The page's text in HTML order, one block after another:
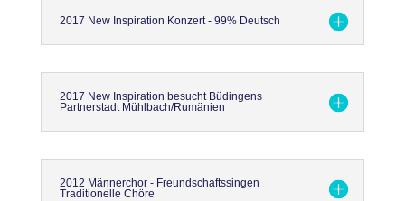
2017 New Inspiration Konzert - 99% Deutsch
2017 New Inspiration besucht Büdingens
Partnerstadt Mühlbach/Rumänien
2012 Männerchor - Freundschaftssingen
Traditionelle Chöre